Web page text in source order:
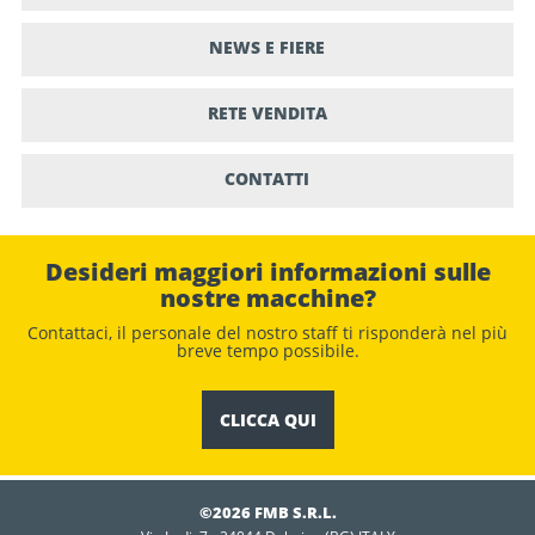
NEWS E FIERE
RETE VENDITA
CONTATTI
Desideri maggiori informazioni sulle
nostre macchine?
Contattaci, il personale del nostro staﬀ ti risponderà nel più
breve tempo possibile.
CLICCA QUI
©2026 FMB S.R.L.